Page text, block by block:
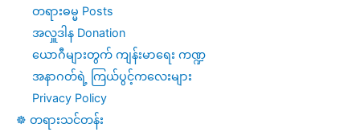
တရားဓမ္မ Posts
အလှူဒါန Donation
ယောဂီများတွက် ကျန်းမာရေး ကဏ္ဍ
အနာဂတ်ရဲ့ ကြယ်ပွင့်ကလေးများ
Privacy Policy
☸️ တရားသင်တန်း